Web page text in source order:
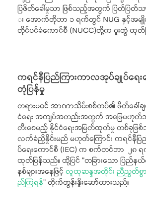
ပြဖိတ်ခေါ်မှုသာ ဖြစ်သည့်အတွက် ပြတ်ပြတ်သာ
း အောက်တိုဘာ ၁ ရက်တွင် NUG နှင့်အမ
တိုင်ပင်ခံကောင်စီ (NUCC)တို့က ပူးတွဲ ထုတ်
ကရင်နီပြည်ကြားကာလအုပ်ချုပ်ရေး
တုံပြန်မှု
တရားမဝင် အာဏာသိမ်းစစ်တပ်၏ ဖိတ်ခေ
ငံရေး အကျပ်အတည်းအတွက် အဖြေမဟုတ်
တီးစေမည့် နိုင်ငံရေးအမြတ်ထုတ်မှု တစ်ခုဖြ
လက်ခံညှိနှိုင်းမည် မဟုတ်ကြောင်း ကရင်နီပြ
ပ်ရေးကောင်စီ (IEC) က စက်တင်ဘာ ၂၈
ထုတ်ပြန်သည်။ ထို့ပြင် “တခြားသော ပြည်န
နစ်များအနေဖြင့် လူထုဆန္ဒအတိုင်း ညီညွတ်
ည်ကြရန်” တိုက်တွန်းနှိုးဆော်ထားသည်။